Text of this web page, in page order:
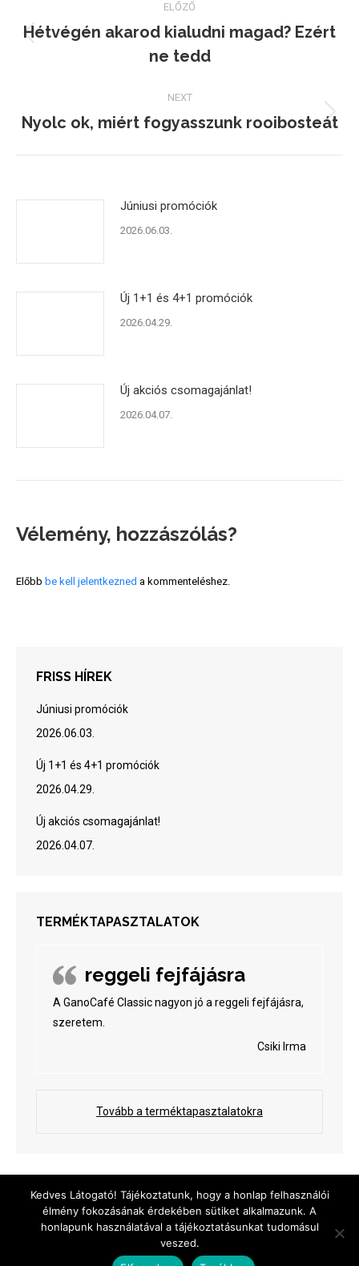
navigation
ELŐZŐ
Previous
post:
Hétvégén akarod kialudni magad? Ezért
ne tedd
NEXT
Next
Nyolc ok, miért fogyasszunk rooibosteát
Júniusi promóciók
2026.06.03.
Új 1+1 és 4+1 promóciók
2026.04.29.
Új akciós csomagajánlat!
2026.04.07.
Vélemény, hozzászólás?
Előbb be kell jelentkezned a kommenteléshez.
FRISS HÍREK
Júniusi promóciók
2026.06.03.
Új 1+1 és 4+1 promóciók
2026.04.29.
Új akciós csomagajánlat!
2026.04.07.
TERMÉKTAPASZTALATOK
reggeli fejfájásra
A GanoCafé Classic nagyon jó a reggeli fejfájásra,
szeretem.
Csiki Irma
Tovább a terméktapasztalatokra
Menu
+36-20-420-83-42
info@ganoexcel.hu
Kedves Látogató! Tájékoztatunk, hogy a honlap felhasználói
élmény fokozásának érdekében sütiket alkalmazunk. A
honlapunk használatával a tájékoztatásunkat tudomásul
veszed.